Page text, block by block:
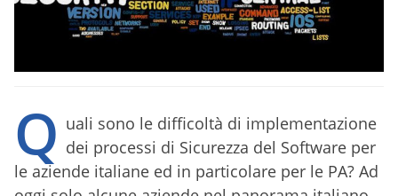
Q uali sono le difficoltà di implementazione
dei processi di Sicurezza del Software per
le aziende italiane ed in particolare per le PA? Ad